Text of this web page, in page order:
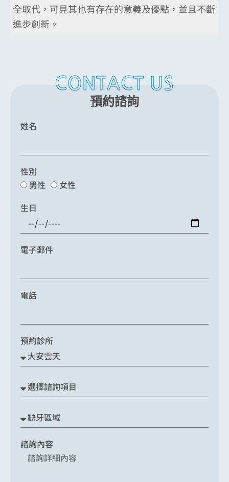
全取代，可見其也有存在的意義及優點，並且不斷
進步創新。
CONTACT US
預約諮詢
姓名
性別
男性
女性
生日
電子郵件
電話
預約診所
諮詢內容